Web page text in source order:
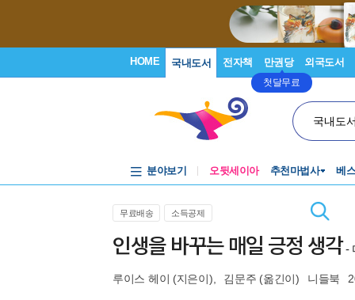
HOME 국내도서 전자책 만권당
첫달무료
외국도서
국내도
분야보기 오뒷세이아 추천마법사 베
무료배송 소득공제
인생을 바꾸는 매일 긍정 생각-
루이스 헤이 (지은이), 김문주 (옮긴이) 니들북